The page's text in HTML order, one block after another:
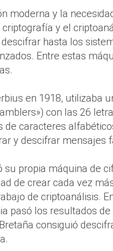
moderna y la
y el
hasta los
Entre estas
en 1918, utilizaba
con las 26
caracteres
y descifrar mensajes
su propia máquina de
de crear cada vez
de criptoanálisis.
pasó los resultados
consiguió